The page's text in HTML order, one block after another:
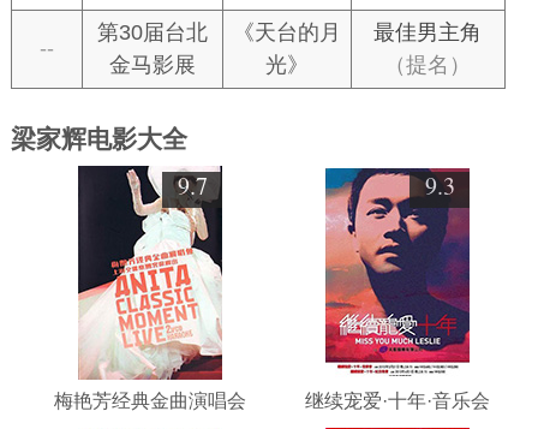
--
第30届台北
金马影展
《天台的月
光》
最佳男主角
（提名）
梁家辉电影大全
9.7
梅艳芳经典金曲演唱会
9.3
继续宠爱·十年·音乐会